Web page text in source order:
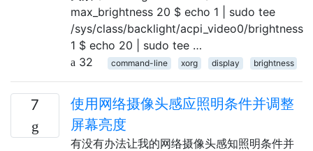
max_brightness 20 $ echo 1 | sudo tee
/sys/class/backlight/acpi_video0/brightness
1 $ echo 20 | sudo tee …
32
command-line xorg display brightness
7
使用网络摄像头感应照明条件并调整
屏幕亮度
有没有办法让我的网络摄像头感知照明条件并